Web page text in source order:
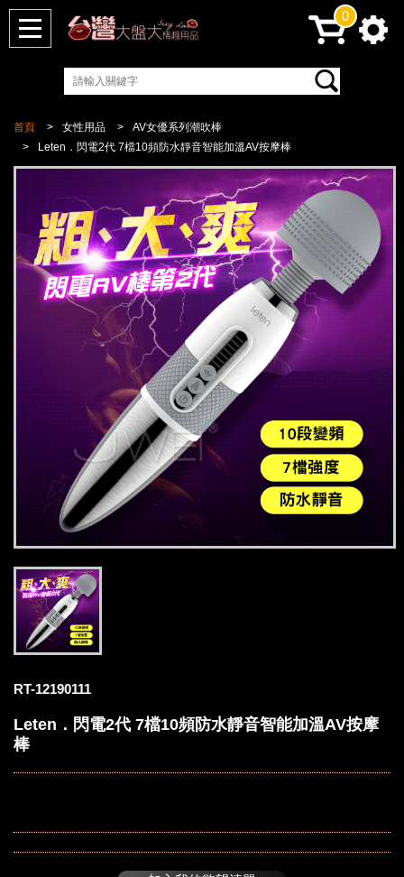
首頁 女性用品
AV女優系列潮吹棒
Leten．閃電2代 7檔10頻防水靜音智能加溫AV按摩棒
RT-12190111
Leten．閃電2代 7檔10頻防水靜音智能加溫AV按摩
棒
0